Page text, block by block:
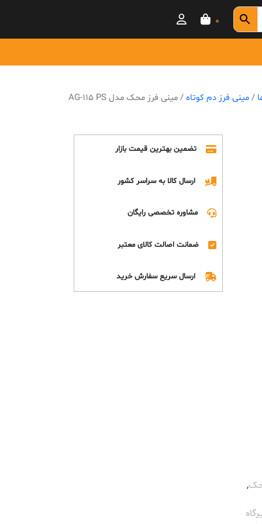
0
/مینی فرز دم کوتاه / مینی فرز محک مدل AG-115 PS
,
تضمین بهترین قیمت بازار
ارسال کالا به سراسر کشور
مشاوره تخصصی رایگان
ضمانت اصالت کالای معتبر
ارسال سریع سفارش خرید